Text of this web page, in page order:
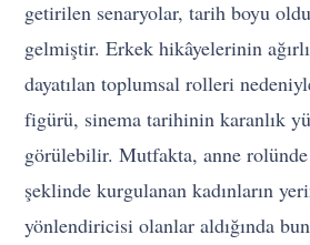
getirilen senaryolar, tarih boyu
gelmiştir. Erkek hikâyelerinin
dayatılan toplumsal rolleri
figürü, sinema tarihinin karanlık
görülebilir. Mutfakta, anne
şeklinde kurgulanan kadınların
yönlendiricisi olanlar aldığında